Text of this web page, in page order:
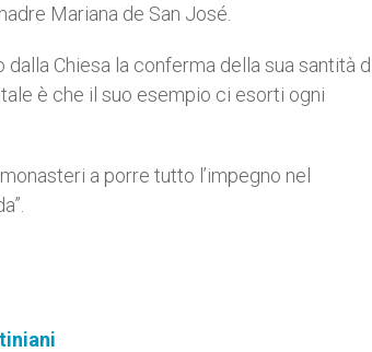
Mariana de San José.
Chiesa la conferma della sua santità
è che il suo esempio ci esorti ogni
a porre tutto l’impegno nel